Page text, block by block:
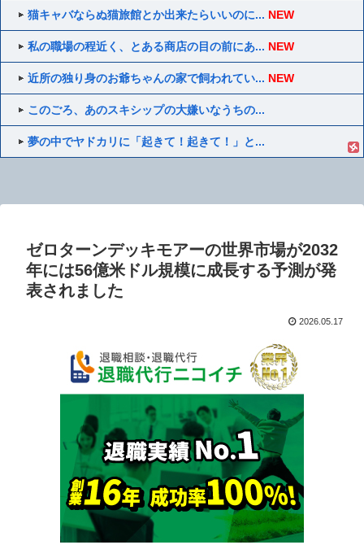
猫キャバならぬ猫旅館とか出来たらいいのに... NEW
私の職場の程近く、とある商店の目の前にあ... NEW
近所の独り身のお爺ちゃんの家で飼われてい... NEW
このごろ、あのスキシップの大嫌いなうちの...
夢の中でヤドカリに「起きて！起きて！」と...
ゼロターンデッキモアーの世界市場が2032
年には56億米ドル規模に成長する予測が発
表されました
2026.05.17